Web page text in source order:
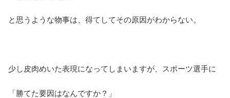
と思うような物事は、得てしてその原因がわからない。
少し皮肉めいた表現になってしまいますが、スポーツ選手に
「勝てた要因はなんですか？」